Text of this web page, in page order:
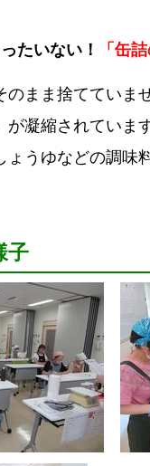
たいない！ 「缶
ま捨てていませ
が凝縮されていま
うゆなどの調味
子